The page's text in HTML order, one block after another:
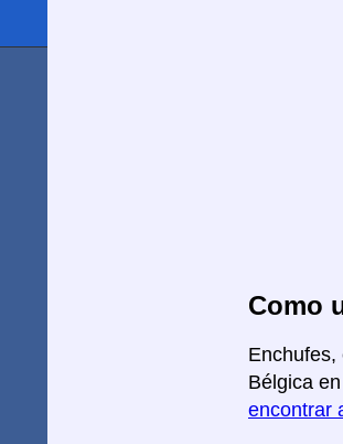
Como
Enchufes,
Bélgica
encontrar